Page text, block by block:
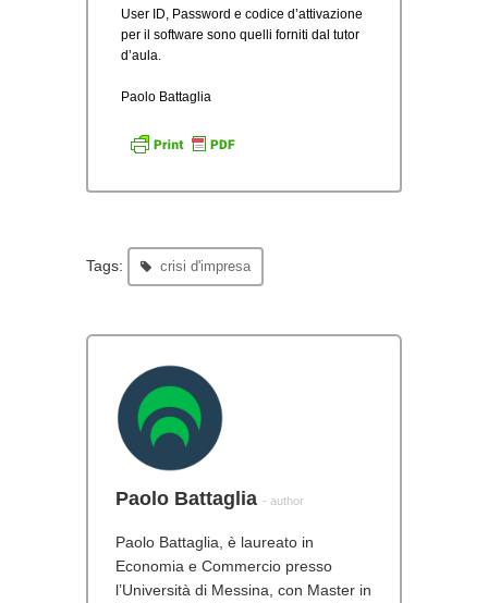
User ID, Password e codice d’attivazione
per il software sono quelli forniti dal tutor
d’aula.
Paolo Battaglia
Tags: crisi d'impresa
Paolo Battaglia - author
Paolo Battaglia, è laureato in
Economia e Commercio presso
l’Università di Messina, con Master in